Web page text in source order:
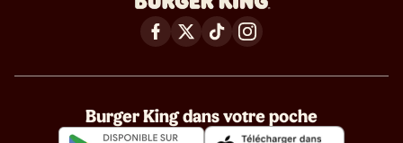
Burger King dans votre poche